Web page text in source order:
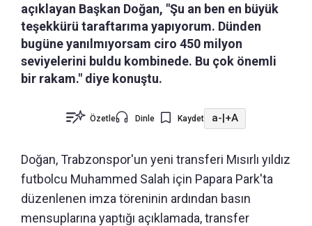
açıklayan Başkan Doğan, "Şu an ben en büyük
teşekkürü taraftarıma yapıyorum. Dünden
bugüne yanılmıyorsam ciro 450 milyon
seviyelerini buldu kombinede. Bu çok önemli
bir rakam." diye konuştu.
Özetle Dinle Kaydet a-|+A
Doğan, Trabzonspor'un yeni transferi Mısırlı yıldız
futbolcu Muhammed Salah için Papara Park'ta
düzenlenen imza töreninin ardından basın
mensuplarına yaptığı açıklamada, transfer